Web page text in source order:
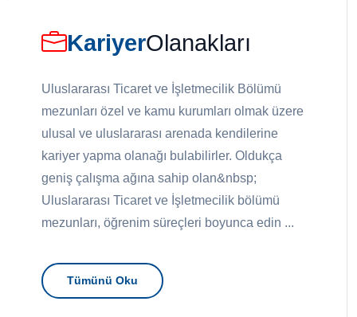
KariyerOlanakları
Uluslararası Ticaret ve İşletmecilik Bölümü
mezunları özel ve kamu kurumları olmak üzere
ulusal ve uluslararası arenada kendilerine
kariyer yapma olanağı bulabilirler. Oldukça
geniş çalışma ağına sahip olan&nbsp;
Uluslararası Ticaret ve İşletmecilik bölümü
mezunları, öğrenim süreçleri boyunca edin ...
Tümünü Oku